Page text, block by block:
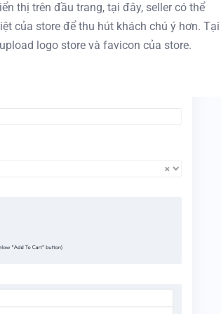
thị trên đầu trang, tại đây, seller có thể
của store để thu hút khách chú ý hơn.Tại
logo store và favicon của store.